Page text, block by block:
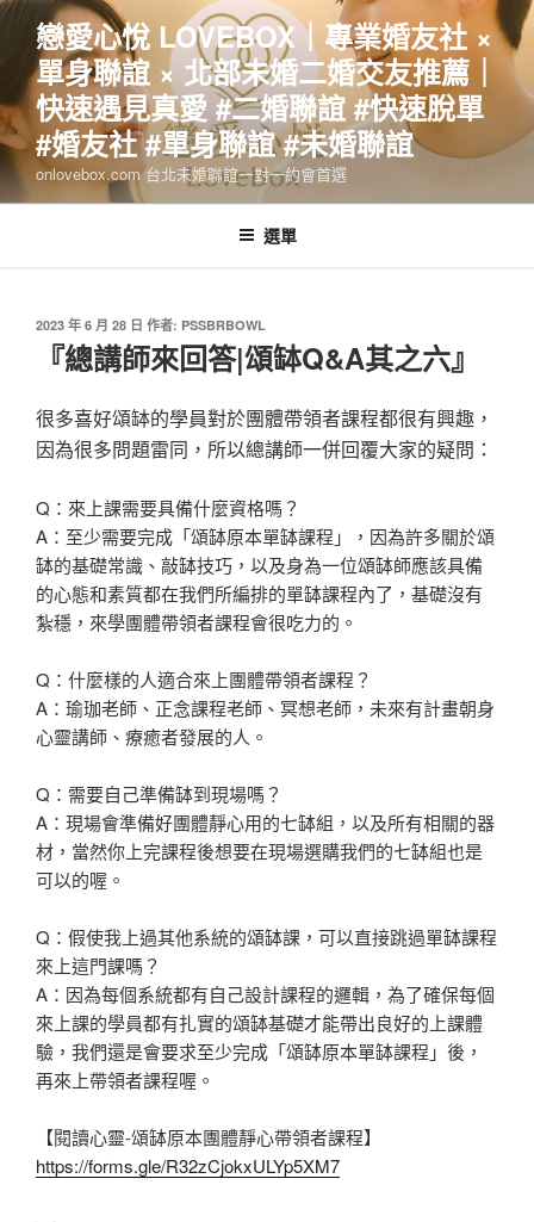
跳
主
要
內
容
戀愛心悅 LOVEBOX｜專業婚友社 ×
單身聯誼 × 北部未婚二婚交友推薦｜
快速遇見真愛 #二婚聯誼 #快速脫單
#婚友社 #單身聯誼 #未婚聯誼
onlovebox.com 台北未婚聯誼一對一約會首選
選單
發
2023 年 6 月 28 日 作者: PSSBRBOWL
『總講師來回答|頌缽Q&A其之六』
很多喜好頌缽的學員對於團體帶領者課程都很有興趣，
因為很多問題雷同，所以總講師一併回覆大家的疑問：
Q：來上課需要具備什麼資格嗎？
A：至少需要完成「頌缽原本單缽課程」，因為許多關於頌
缽的基礎常識、敲缽技巧，以及身為一位頌缽師應該具備
的心態和素質都在我們所編排的單缽課程內了，基礎沒有
紮穩，來學團體帶領者課程會很吃力的。
Q：什麼樣的人適合來上團體帶領者課程？
A：瑜珈老師、正念課程老師、冥想老師，未來有計畫朝身
心靈講師、療癒者發展的人。
Q：需要自己準備缽到現場嗎？
A：現場會準備好團體靜心用的七缽組，以及所有相關的器
材，當然你上完課程後想要在現場選購我們的七缽組也是
可以的喔。
Q：假使我上過其他系統的頌缽課，可以直接跳過單缽課程
來上這門課嗎？
A：因為每個系統都有自己設計課程的邏輯，為了確保每個
來上課的學員都有扎實的頌缽基礎才能帶出良好的上課體
驗，我們還是會要求至少完成「頌缽原本單缽課程」後，
再來上帶領者課程喔。
【閱讀心靈-頌缽原本團體靜心帶領者課程】
https://forms.gle/R32zCjokxULYp5XM7